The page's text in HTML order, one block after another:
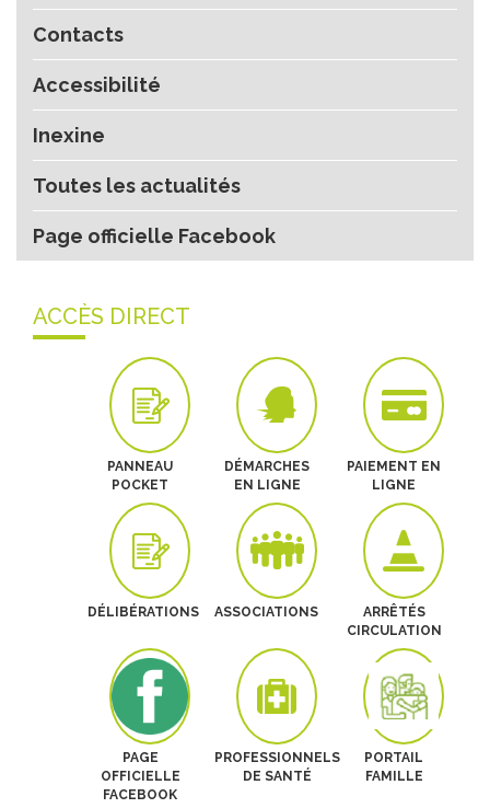
Contacts
Accessibilité
Inexine
Toutes les actualités
Page officielle Facebook
ACCÈS DIRECT
PANNEAU
POCKET
DÉMARCHES
EN LIGNE
PAIEMENT EN
LIGNE
DÉLIBÉRATIONS ASSOCIATIONS
ARRÊTÉS
CIRCULATION
PAGE
OFFICIELLE
FACEBOOK
PROFESSIONNELS
DE SANTÉ
PORTAIL
FAMILLE